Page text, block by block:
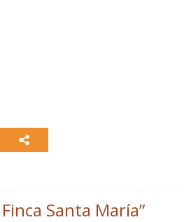
Santa María”